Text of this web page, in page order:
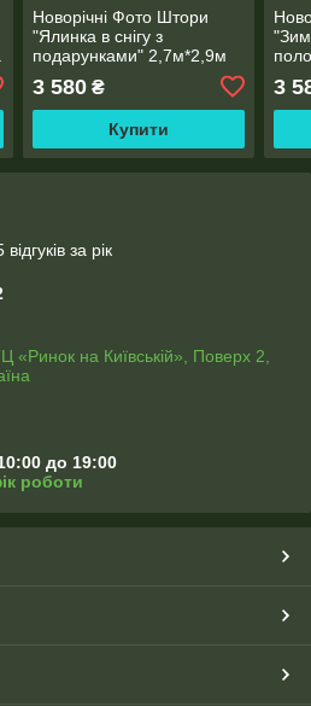
Новорічні Фото Штори
"Ялинка в снігу з
подарунками" 2,7м*2,9м
тасьма
3 580₴
Купити
3
за рік
«Ринок на Київській», Поверх 2,
до 19:00
роботи